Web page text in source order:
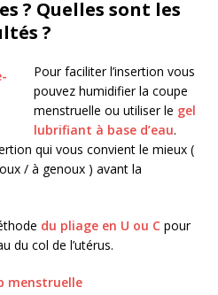
? Quelles sont les
?
Pour faciliter l’insertion vous
pouvez humidifier la coupe
menstruelle ou utiliser le gel
lubrifiant à base d’eau.
qui vous convient le mieux (
/ à genoux ) avant la
du pliage en U ou C pour
du col de l’utérus.